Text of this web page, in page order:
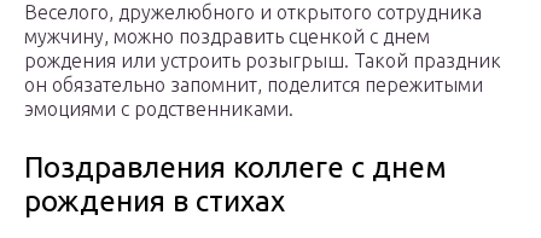
Веселого, дружелюбного и открытого сотрудника
мужчину, можно поздравить сценкой с днем
рождения или устроить розыгрыш. Такой праздник
он обязательно запомнит, поделится пережитыми
эмоциями с родственниками.
Поздравления коллеге с днем
рождения в стихах